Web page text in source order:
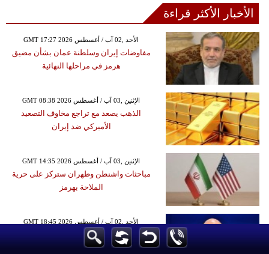
الأخبار الأكثر قراءة
GMT 17:27 2026 الأحد ,02 آب / أغسطس
مفاوضات إيران وسلطنة عمان بشأن مضيق
هرمز في مراحلها النهائية
GMT 08:38 2026 الإثنين ,03 آب / أغسطس
الذهب يصعد مع تراجع مخاوف التصعيد
الأميركي ضد إيران
GMT 14:35 2026 الإثنين ,03 آب / أغسطس
مباحثات واشنطن وطهران ستركز على حرية
الملاحة بهرمز
GMT 18:45 2026 الأحد ,02 آب / أغسطس
بيع حقوق كأس العالم يفجر أزمة في فيفا ويزيد
الضغوط على إنفانتينو